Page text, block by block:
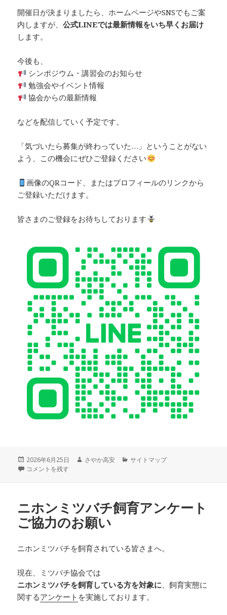
開催日が決まりましたら、ホームページやSNSでもご案
内しますが、公式LINEでは最新情報をいち早くお届け
します。
今後も、
シンポジウム・講習会のお知らせ
勉強会やイベント情報
協会からの最新情報
などを配信していく予定です。
「気づいたら募集が終わっていた…」ということがない
よう、この機会にぜひご登録ください
画像のQRコード、またはプロフィールのリンクから
ご登録いただけます。
皆さまのご登録をお待ちしております
投
稿
2026年6月25日
作
さやか高安
カ
サイトマップ
みつばち協会公式LINEをはじめました！ に
コメントを残す
ニホンミツバチ飼育アンケート
ご協力のお願い
ニホンミツバチを飼育されている皆さまへ。
現在、ミツバチ協会では
ニホンミツバチを飼育している方を対象に 、飼育実態に
関するアンケート を実施しております。